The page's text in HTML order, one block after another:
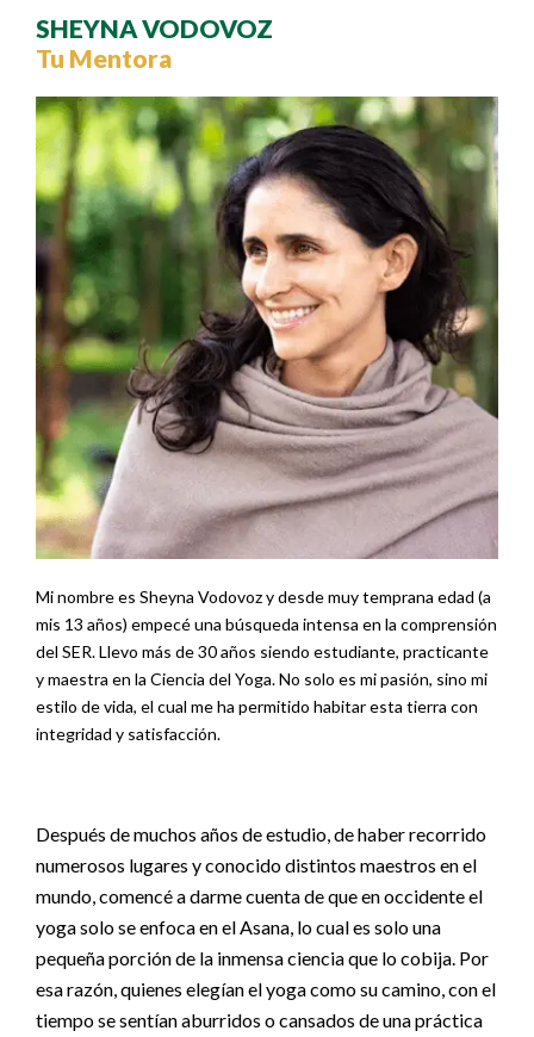
SHEYNA VODOVOZ
Tu Mentora
Mi nombre es Sheyna Vodovoz y desde muy temprana edad (a
mis 13 años) empecé una búsqueda intensa en la comprensión
del SER. Llevo más de 30 años siendo estudiante, practicante
y maestra en la Ciencia del Yoga. No solo es mi pasión, sino mi
estilo de vida, el cual me ha permitido habitar esta tierra con
integridad y satisfacción.
Después de muchos años de estudio, de haber recorrido
numerosos lugares y conocido distintos maestros en el
mundo, comencé a darme cuenta de que en occidente el
yoga solo se enfoca en el Asana, lo cual es solo una
pequeña porción de la inmensa ciencia que lo cobija. Por
esa razón, quienes elegían el yoga como su camino, con el
tiempo se sentían aburridos o cansados de una práctica